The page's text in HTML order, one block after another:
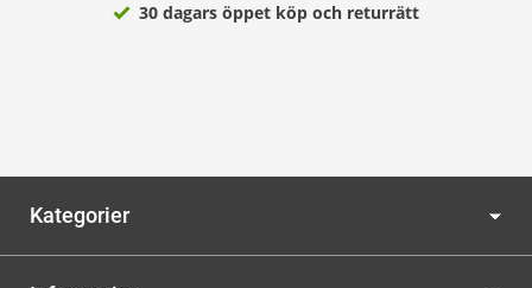
30 dagars öppet köp och returrätt
Kategorier